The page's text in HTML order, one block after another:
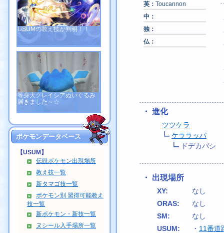
USUMの教え技が判明！！
等身大グレイシアぬいぐるみ
届きました～☆
ポケモンデータベース
【USUM】
伝説ポケモン出現場所
教え技一覧
新タマゴ技一覧
ポケモン別 習得可能教え
技一覧
新ポケモン・新技一覧
ヌシール入手場所一覧
英： Toucannon
中：
独：
仏：
・ 進化
ツツケラ
ケララッパ
ドデカバシ
・ 出現場所
XY:
なし
ORAS:
なし
SM:
なし
USUM:
・ 11番道